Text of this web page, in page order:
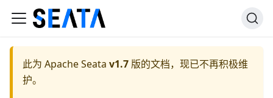
此为 Apache Seata v1.7 版的文档，现已不再积极维
护。